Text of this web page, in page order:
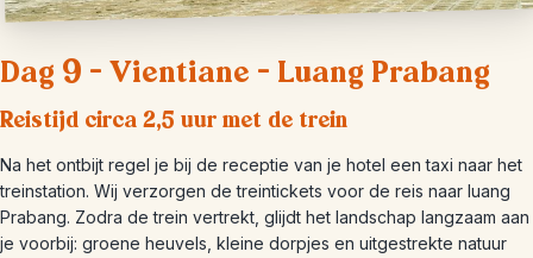
Dag 9 – Vientiane – Luang Prabang
Reistijd circa 2,5 uur met de trein
Na het ontbijt regel je bij de receptie van je hotel een taxi naar het
treinstation. Wij verzorgen de treintickets voor de reis naar luang
Prabang. Zodra de trein vertrekt, glijdt het landschap langzaam aan
je voorbij: groene heuvels, kleine dorpjes en uitgestrekte natuur